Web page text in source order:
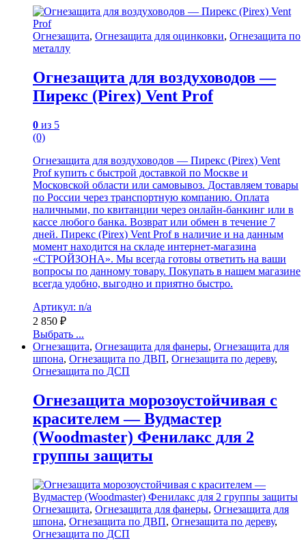
Огнезащита, Огнезащита для оцинковки, Огнезащита по
металлу
Огнезащита для воздуховодов —
Пирекс (Pirex) Vent Prof
0 из 5
(0)
Огнезащита для воздуховодов — Пирекс (Pirex) Vent
Prof купить с быстрой доставкой по Москве и
Московской области или самовывоз. Доставляем товары
по России через транспортную компанию. Оплата
наличными, по квитанции через онлайн-банкинг или в
кассе любого банка. Возврат или обмен в течение 7
дней. Пирекс (Pirex) Vent Prof в наличие и на данным
момент находится на складе интернет-магазина
«СТРОЙЗОНА». Мы всегда готовы ответить на ваши
вопросы по данному товару. Покупать в нашем магазине
всегда удобно, выгодно и приятно быстро.
Артикул: n/a
2 850 ₽
Выбрать ...
Огнезащита, Огнезащита для фанеры, Огнезащита для
шпона, Огнезащита по ДВП, Огнезащита по дереву,
Огнезащита по ДСП
Огнезащита морозоустойчивая с
красителем — Вудмастер
(Woodmaster) Фенилакс для 2
группы защиты
Огнезащита, Огнезащита для фанеры, Огнезащита для
шпона, Огнезащита по ДВП, Огнезащита по дереву,
Огнезащита по ДСП